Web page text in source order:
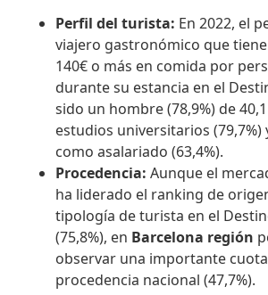
Perfil del turista: En 2022, el
viajero gastronómico que
140€ o más en comida por
durante su estancia en el
sido un hombre (78,9%) de
estudios universitarios (79,7%)
como asalariado (63,4%).
Procedencia: Aunque el
ha liderado el ranking de
tipología de turista en el
(75,8%), en Barcelona región
observar una importante
procedencia nacional (47,7%).